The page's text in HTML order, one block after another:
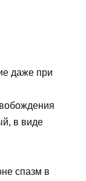
даже при
в виде
спазм в